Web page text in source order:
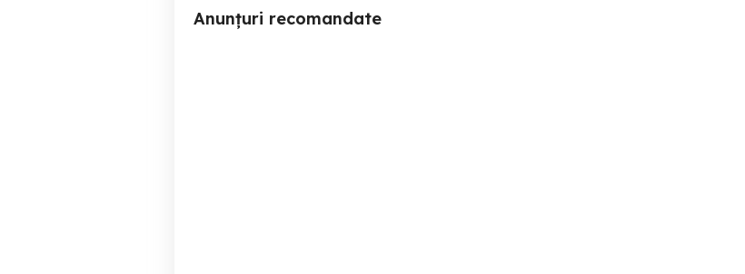
Anunțuri recomandate